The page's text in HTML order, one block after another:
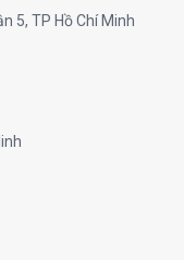
5, TP Hồ Chí Minh